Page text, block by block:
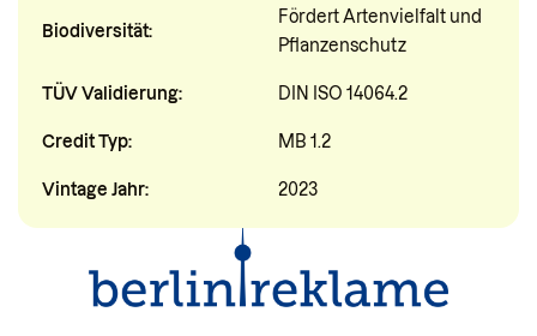
Biodiversität:
Fördert Artenvielfalt und
Pflanzenschutz
TÜV Validierung: DIN ISO 14064.2
Credit Typ: MB 1.2
Vintage Jahr: 2023